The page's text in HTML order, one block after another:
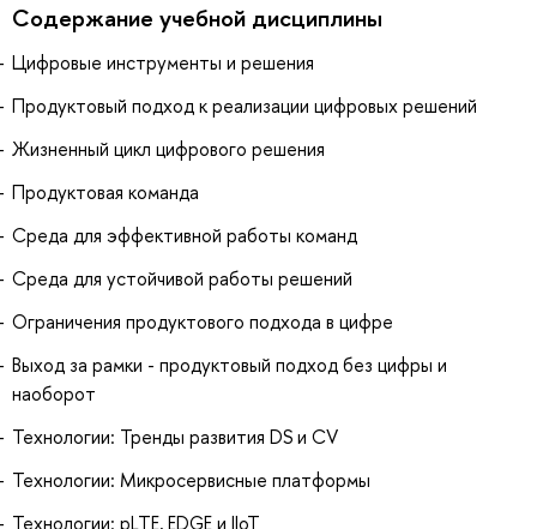
Содержание учебной дисциплины
Цифровые инструменты и решения
Продуктовый подход к реализации цифровых решений
Жизненный цикл цифрового решения
Продуктовая команда
Среда для эффективной работы команд
Среда для устойчивой работы решений
Ограничения продуктового подхода в цифре
Выход за рамки - продуктовый подход без цифры и
наоборот
Технологии: Тренды развития DS и CV
Технологии: Микросервисные платформы
Технологии: pLTE, EDGE и IIoT